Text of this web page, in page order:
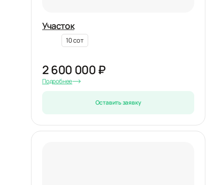
Участок
10 сот
2 600 000 ₽
Подробнее
Оставить заявку